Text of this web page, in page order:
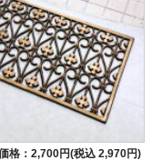
格：2,700円(税込 2,970円)